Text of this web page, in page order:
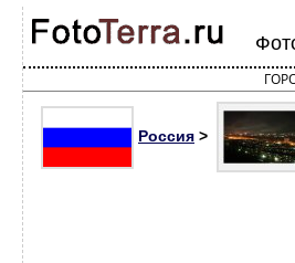
Россия >